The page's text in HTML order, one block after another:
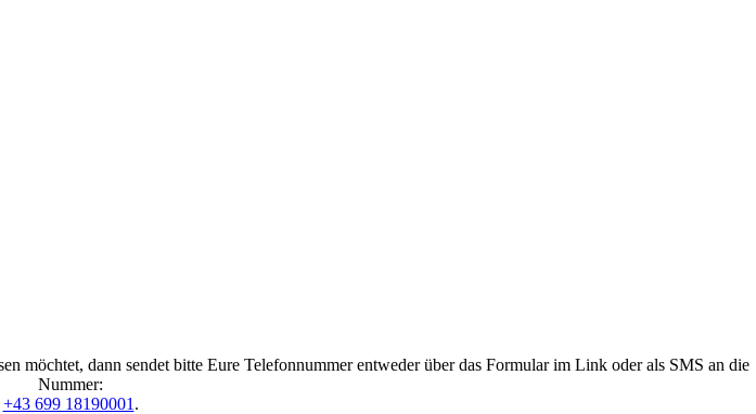
möchtet, dann sendet bitte Eure Telefonnummer entweder über das Formular im Link oder als SMS an die
Nummer:
+43 699 18190001 .